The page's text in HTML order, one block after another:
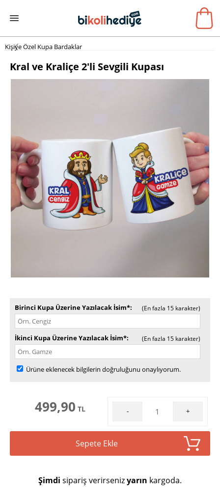
Kişiye Özel Kupa Bardaklar
Kral ve Kraliçe 2'li Sevgili Kupası
Birinci Kupa Üzerine Yazılacak İsim* (En fazla 15 karakter)
İkinci Kupa Üzerine Yazılacak İsim* (En fazla 15 karakter)
Ürüne eklenecek bilgilerin doğruluğunu onaylıyorum.
499,90 TL - +
Sepete Ekle
Şimdi sipariş verirsenizyarın kargoda.